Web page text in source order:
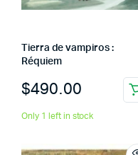
Tierra de vampiros :
Réquiem
$490.00
Only 1 left in stock